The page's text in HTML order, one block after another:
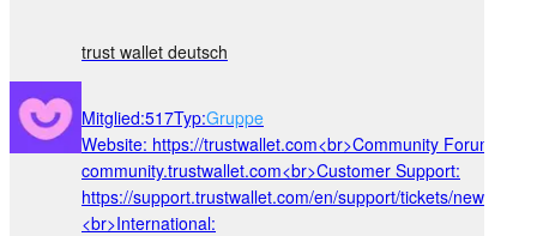
trust wallet deutsch
Mitglied:517Typ:Gruppe
Website: https://trustwallet.com<br>Community Forum:
community.trustwallet.com<br>Customer Support:
https://support.trustwallet.com/en/support/tickets/new<br>
<br>International: